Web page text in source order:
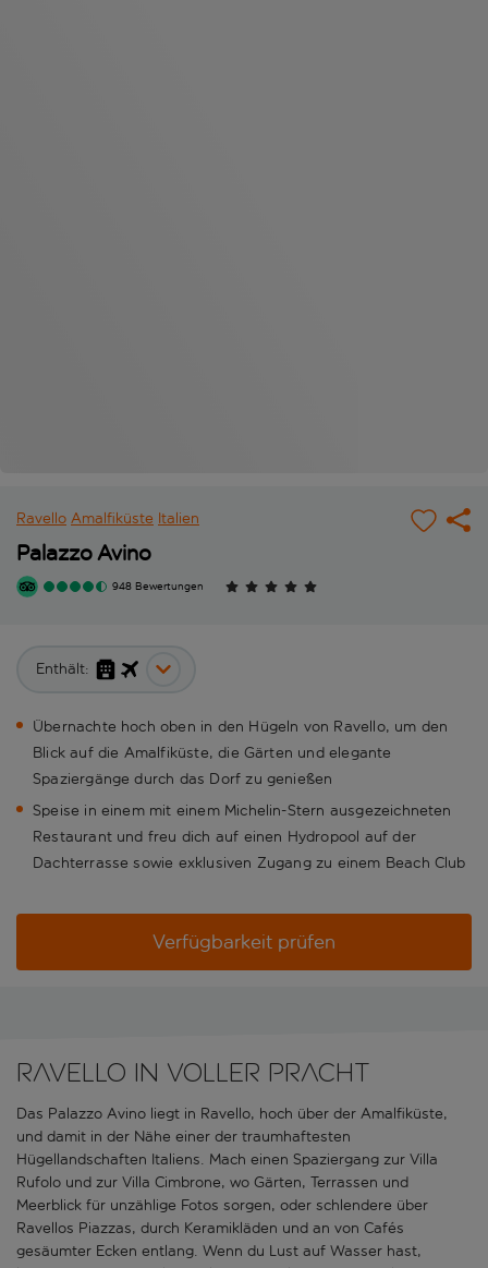
Ravello Amalfiküste Italien
Palazzo Avino
948 Bewertungen
Enthält:
Übernachte hoch oben in den Hügeln von Ravello, um den
Blick auf die Amalfiküste, die Gärten und elegante
Spaziergänge durch das Dorf zu genießen
Speise in einem mit einem Michelin-Stern ausgezeichneten
Restaurant und freu dich auf einen Hydropool auf der
Dachterrasse sowie exklusiven Zugang zu einem Beach Club
Verfügbarkeit prüfen
Ravello in voller Pracht
Das Palazzo Avino liegt in Ravello, hoch über der Amalfiküste,
und damit in der Nähe einer der traumhaftesten
Hügellandschaften Italiens. Mach einen Spaziergang zur Villa
Rufolo und zur Villa Cimbrone, wo Gärten, Terrassen und
Meerblick für unzählige Fotos sorgen, oder schlendere über
Ravellos Piazzas, durch Keramikläden und an von Cafés
gesäumter Ecken entlang. Wenn du Lust auf Wasser hast,